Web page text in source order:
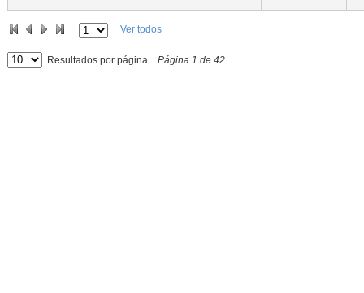
Ver todos
Resultados por página Página 1 de 42